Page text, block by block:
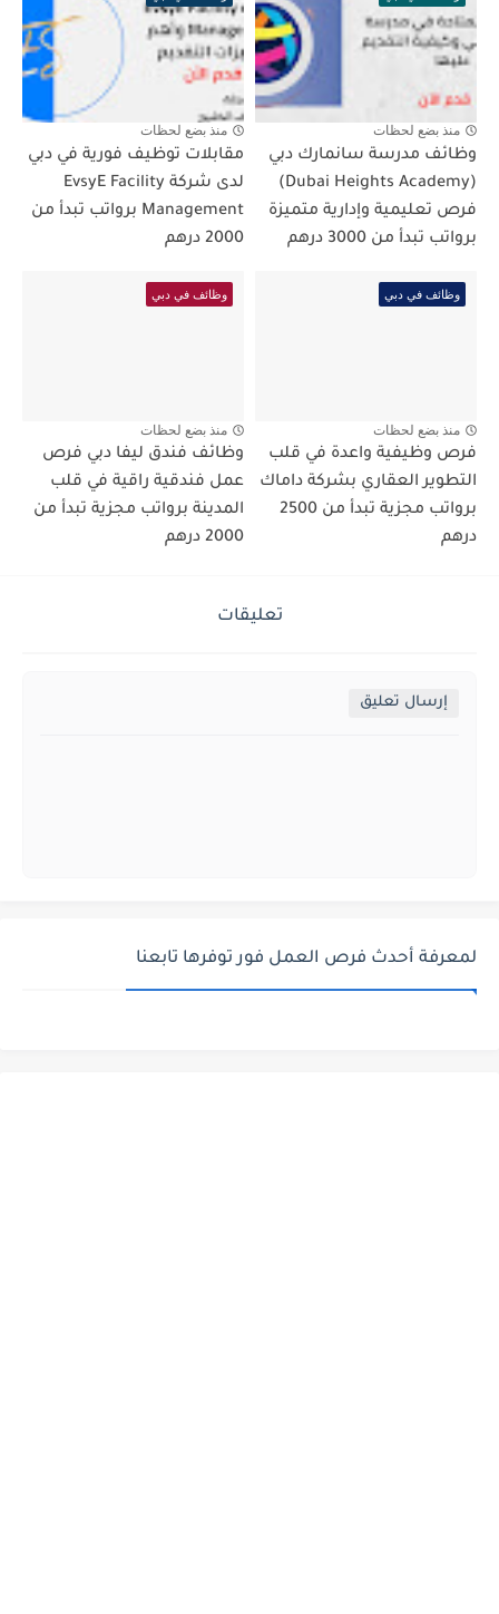
منذ بضع لحظات
وظائف مدرسة سانمارك دبي
(Dubai Heights Academy)
فرص تعليمية وإدارية متميزة
برواتب تبدأ من 3000 درهم
منذ بضع لحظات
مقابلات توظيف فورية في دبي
لدى شركة EvsyE Facility
Management برواتب تبدأ من
2000 درهم
وظائف في دبي
منذ بضع لحظات
فرص وظيفية واعدة في قلب
التطوير العقاري بشركة داماك
برواتب مجزية تبدأ من 2500
درهم
وظائف في دبي
منذ بضع لحظات
وظائف فندق ليفا دبي فرص
عمل فندقية راقية في قلب
المدينة برواتب مجزية تبدأ من
2000 درهم
تعليقات
إرسال تعليق
لمعرفة أحدث فرص العمل فور توفرها تابعنا